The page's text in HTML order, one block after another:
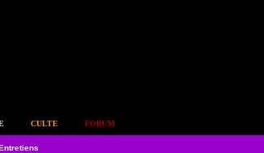
CULTE FORUM